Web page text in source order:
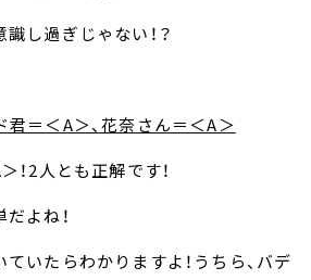
し過ぎじゃない！？
＝＜A＞、花奈さん＝＜A＞
！2人とも正解です！
よね！
いたらわかりますよ！うちら、バデ